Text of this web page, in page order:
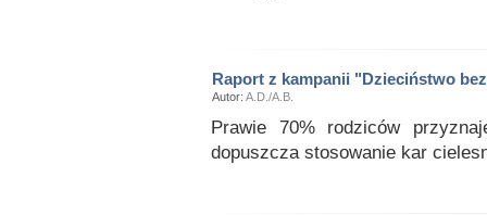
Raport z kampanii "Dzieciństwo
Autor: A.D./A.B.
Prawie 70% rodziców
dopuszcza stosowanie kar